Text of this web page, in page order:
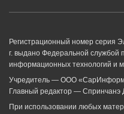
Регистрационный номер серия
г. выдано Федеральной службой
информационных технологий и
Учредитель — ООО
Главный редактор — Спринчанэ
При использовании любых